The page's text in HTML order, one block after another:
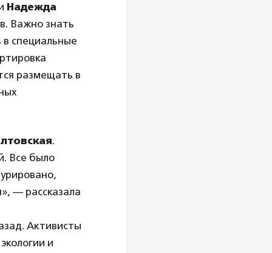
Надежда
Важно знать
специальные
размещать в
.
Все было
— рассказала
Активисты
и